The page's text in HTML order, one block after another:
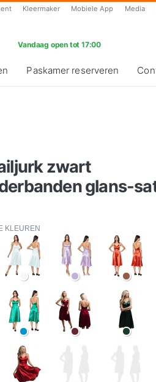
Kleermaker Mobiele App Media
Vandaag open tot 17:00
Paskamer reserveren
zwart
glans-
KLEUREN